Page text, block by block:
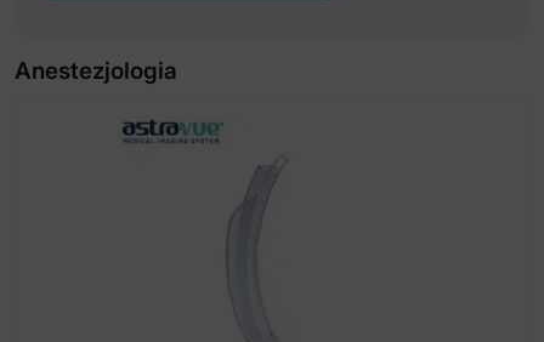
Łyżki do laryngoskopu konwencjonalne
Zestawy laryngoskopowe konwencjonalne
Anestezjologia